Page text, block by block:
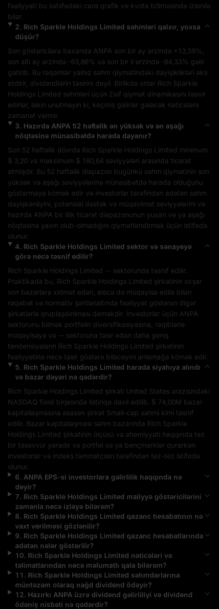
fəaliyyəti bu səhifədəki canlı qrafik və kvota bölməsində izlənilə
bilər.
2. Rich Sparkle Holdings Limited səhmləri qalxır, yoxsa
düşür?
Son göstəricilərə baxanda ANPA son bir ay ərzində +13,59%
son altı ay ərzində -93,86% və son bir il ərzində -84,33% gəlir
gətirib. Bu rəqəmlər yalnız səhm qiymətindəki dəyişiklikləri əks
etdirir, dividendlərin təsirini deyil. Birlikdə onlar Rich Sparkle
Holdings Limited səhmləri üçün Zəif qiymət dinamikasını təsvir
edirlər, lakin unutmayın ki, keçmiş gəlirlər gələcək nəticələrə
zəmanət vermir.
3. Hazırda ANPA 52 həftəlik ən yüksək və ən aşağı
nöqtəsinə münasibətdə harada dayanır?
Son 52 həftəlik dövrdə Rich Sparkle Holdings Limited
$ 3,20 və maksimum $ 180,64 səviyyələri arasında ticarət
etmişdir. Bu 52 həftəlik diapazon bugünkü səhm qiymətinin son
yüksək və aşağı səviyyələrinə münasibətdə harada olduğunu
göstərməyə kömək edir və investorlar tərəfindən adətən səhm
dəyişkənliyini, potensial dəstək və müqavimət səviyyələrini və
hazırda ANPA bir illik ticarət diapazonunun yuxarı və ya aşağı
nöqtəsinə yaxın olub-olmadığını qiymətləndirmək üçün istifadə
olunur.
4. Rich Sparkle Holdings Limited sektor və sənayeyə
görə necə təsnif edilir?
Rich Sparkle Holdings Limited -- sektorunda təsnif edilir.
Praktikada bu, Rich Sparkle Holdings Limited şirkətinin oxşar
son bazarlara xidmət edən, eləcə də müqayisə edilə bilən
rəqabət və normativ şərtlərialtında fəaliyyət göstərən digər
şirkətlərlə qruplaşdırılması deməkdir. İnvestorlar üçün ANPA
sektorunu bilmək portfelin diversifikasiyasına, rəqiblərlə
müqayisəyə və -- sektoruna təsir edən daha geniş
tendensiyaların Rich Sparkle Holdings Limited şirkətinin
fəaliyyətinə necə təsir göstərə biləcəyini anlamağa kömək edir.
5. Rich Sparkle Holdings Limited harada siyahıya alınıb
və bazar dəyəri nə qədərdir?
Rich Sparkle Holdings Limited şirkəti United States
NASDAQ fond birjasında listinqə daxil edilib. $ 74,00M bazar
kapitallaşmasına əsasən şirkət Small-cap səhmi kimi təsnif
edilir. Bazar kapitallaşması səhm bazarında Rich Sparkle
Holdings Limited şirkətinin ölçüsü və əhəmiyyəti haqqında tez
bir təsəvvür yaradır və portfel və ya bençmarklar qurarkən
investorlar və indeks təminatçıları tərəfindən tez-tez istifadə
olunur.
6. ANPA EPS-si investorlara gəlirlilik haqqında nə
deyir?
7. Rich Sparkle Holdings Limited maliyyə göstəricilərini
zamanla necə izləyə bilərəm?
8. Rich Sparkle Holdings Limited qazanc hesabatının nə
vaxt verilməsi gözlənilir?
9. Rich Sparkle Holdings Limited qazanc hesabatlarında
adətən nələr göstərilir?
10. Rich Sparkle Holdings Limited nəticələri və
təlimatlarından necə məlumatlı qala bilərəm?
11 . Rich Sparkle Holdings Limited səhmdarlarına
müntəzəm olaraq nağd dividend ödəyir?
12. Hazırkı ANPA üzrə dividend gəlirliliyi və dividend
ödəniş nisbəti nə qədərdir?